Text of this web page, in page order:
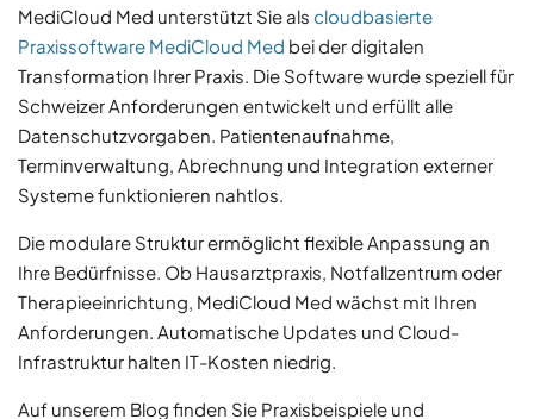
MediCloud Med unterstützt Sie als cloudbasierte
Praxissoftware MediCloud Med bei der digitalen
Transformation Ihrer Praxis. Die Software wurde speziell für
Schweizer Anforderungen entwickelt und erfüllt alle
Datenschutzvorgaben. Patientenaufnahme,
Terminverwaltung, Abrechnung und Integration externer
Systeme funktionieren nahtlos.
Die modulare Struktur ermöglicht flexible Anpassung an
Ihre Bedürfnisse. Ob Hausarztpraxis, Notfallzentrum oder
Therapieeinrichtung, MediCloud Med wächst mit Ihren
Anforderungen. Automatische Updates und Cloud-
Infrastruktur halten IT-Kosten niedrig.
Auf unserem Blog finden Sie Praxisbeispiele und